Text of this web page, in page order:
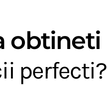
obtineti
perfecti?